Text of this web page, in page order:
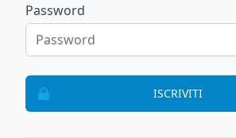
Password
ISCRIVITI